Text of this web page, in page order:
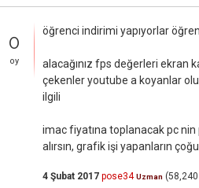
0
oy
öğrenci indirimi yapıyorlar
alacağınız fps değerleri ekran
çekenler youtube a koyanlar
ilgili
imac fiyatına toplanacak pc nin
alırsın, grafik işi yapanların
4 Şubat 2017 pose34 Uzman (58,240